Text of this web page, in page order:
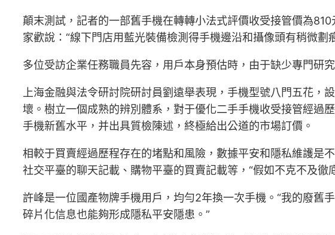
顛末測試，記者的一部舊手機在轉轉小法式評價收受接管價為
家歡說：“線下門店用藍光裝備檢測得手機邊沿和攝像頭有稍微劃
多位受訪企業任務職員先容，用戶本身預估時，由于缺少專門研
上海金融與法令研討院研討員劉遠舉表現，手機型號八門五花
壞。樹立一個成熟的辨別體系，對于優化二手手機收受接管經過
手機新舊水平，并出具質檢陳述，終極給出公道的市場訂價。
相較于買賣經過歷程存在的堵點和風險，數據平安和隱私維護是
社交平臺的聊天記載、購物平臺的買賣記載等，“假如不克不及徹
許峰是一位國產物牌手機用戶，均勻2年換一次手機。“我的廢舊
碎片化信息也能夠形成隱私平安隱患。”